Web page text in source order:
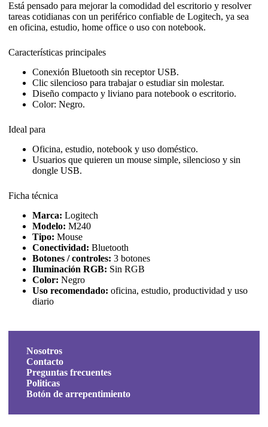
Está pensado para mejorar la comodidad del escritorio y resolver
tareas cotidianas con un periférico confiable de Logitech, ya sea
en oficina, estudio, home office o uso con notebook.
Características principales
Conexión Bluetooth sin receptor USB.
Clic silencioso para trabajar o estudiar sin molestar.
Diseño compacto y liviano para notebook o escritorio.
Color: Negro.
Ideal para
Oficina, estudio, notebook y uso doméstico.
Usuarios que quieren un mouse simple, silencioso y sin
dongle USB.
Ficha técnica
Marca: Logitech
Modelo: M240
Tipo: Mouse
Conectividad: Bluetooth
Botones / controles: 3 botones
Iluminación RGB: Sin RGB
Color: Negro
Uso recomendado: oficina, estudio, productividad y uso
diario
Nosotros
Contacto
Preguntas frecuentes
Politicas
Botón de arrepentimiento